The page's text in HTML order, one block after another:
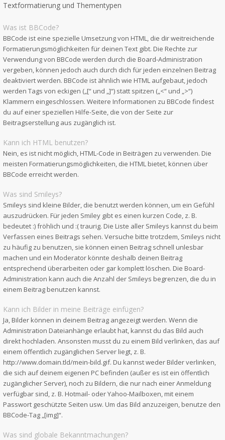
Textformatierung und Thementypen
Was ist BBCode?
BBCode ist eine spezielle Umsetzung von HTML, die dir weitreichende
Formatierungsmöglichkeiten für deinen Text gibt. Die Rechte zur
Verwendung von BBCode werden durch die Board-Administration
vergeben, können jedoch auch durch dich für jeden einzelnen Beitrag
deaktiviert werden. BBCode ist ähnlich wie HTML aufgebaut, jedoch
werden Tags von eckigen („[“ und „]“) statt spitzen („<“ und „>“)
Klammern eingeschlossen. Weitere Informationen zu BBCode findest
du auf einer speziellen Hilfe-Seite, die von der Seite zur
Beitragserstellung aus zugänglich ist.
Kann ich HTML benutzen?
Nein, es ist nicht möglich, HTML-Code in Beiträgen zu verwenden. Die
meisten Formatierungsmöglichkeiten, die HTML bietet, können über
BBCode erreicht werden.
Was sind Smileys?
Smileys sind kleine Bilder, die benutzt werden können, um ein Gefühl
auszudrücken. Für jeden Smiley gibt es einen kurzen Code, z. B.
bedeutet :) fröhlich und :( traurig. Die Liste aller Smileys kannst du beim
Verfassen eines Beitrags sehen. Versuche bitte trotzdem, Smileys nicht
zu häufig zu benutzen, sie können einen Beitrag schnell unlesbar
machen und ein Moderator könnte deshalb deinen Beitrag
entsprechend überarbeiten oder gar komplett löschen. Die Board-
Administration kann auch die Anzahl der Smileys begrenzen, die du in
einem Beitrag benutzen kannst.
Kann ich Bilder in meine Beiträge einfügen?
Ja, Bilder können in deinem Beitrag angezeigt werden. Wenn die
Administration Dateianhänge erlaubt hat, kannst du das Bild auch
direkt hochladen. Ansonsten musst du zu einem Bild verlinken, das auf
einem öffentlich zugänglichen Server liegt, z. B.
http://www.domain.tld/mein-bild.gif. Du kannst weder Bilder verlinken,
die sich auf deinem eigenen PC befinden (außer es ist ein öffentlich
zugänglicher Server), noch zu Bildern, die nur nach einer Anmeldung
verfügbar sind, z. B. Hotmail- oder Yahoo-Mailboxen, mit einem
Passwort geschützte Seiten usw. Um das Bild anzuzeigen, benutze den
BBCode-Tag „[img]“.
Was sind globale Bekanntmachungen?